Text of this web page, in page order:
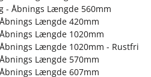
- Åbnings Længde 560mm
Længde 420mm
Længde 1020mm
Længde 1020mm - Rustfri
Længde 570mm
Længde 607mm